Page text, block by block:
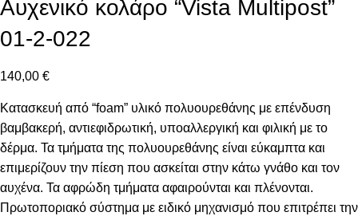
Αυχενικό κολάρο “Vista Multipost”
01-2-022
140,00 €
Κατασκευή από “foam” υλικό πολυουρεθάνης με επένδυση
βαμβακερή, αντιεφιδρωτική, υποαλλεργική και φιλική με το
δέρμα. Τα τμήματα της πολυουρεθάνης είναι εύκαμπτα και
επιμερίζουν την πίεση που ασκείται στην κάτω γνάθο και τον
αυχένα. Τα αφρώδη τμήματα αφαιρούνται και πλένονται.
Πρωτοποριακό σύστημα με ειδικό μηχανισμό που επιτρέπει την